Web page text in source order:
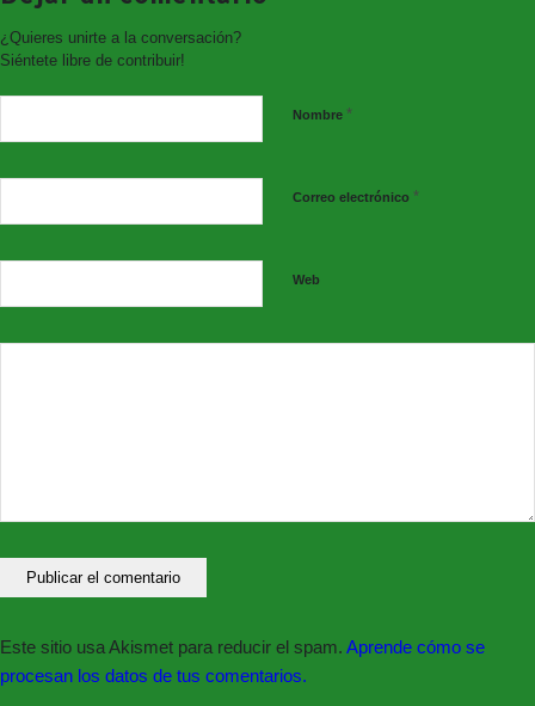
¿Quieres unirte a la conversación?
Siéntete libre de contribuir!
Nombre *
Correo electrónico *
Web
Este sitio usa Akismet para reducir el spam. Aprende cómo se
procesan los datos de tus comentarios.